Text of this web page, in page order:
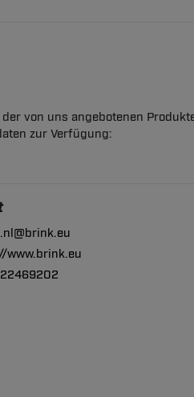
von uns angebotenen
zur Verfügung:
www.brink.eu